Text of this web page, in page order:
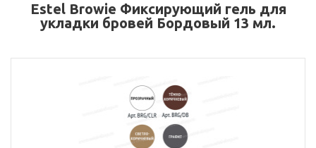
Estel Browie Фиксирующий гель для
укладки бровей Бордовый 13 мл.